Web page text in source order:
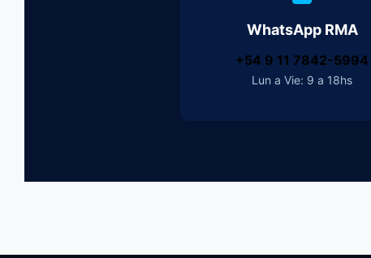
WhatsApp RMA
+54 9 11 7842-5994
Lun a Vie: 9 a 18hs